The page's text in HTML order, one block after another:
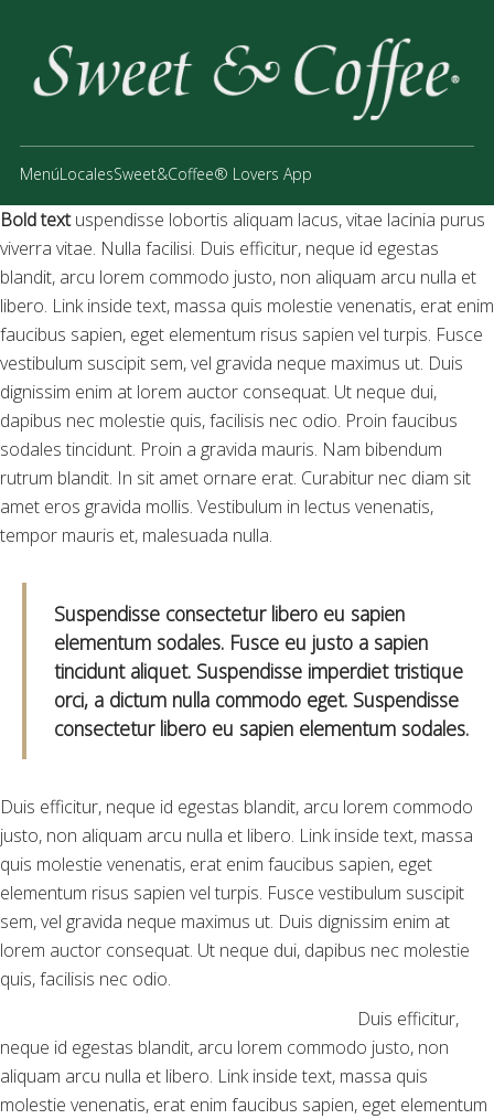
MenúLocalesSweet&Coffee® Lovers App
Bold textuspendisse lobortis aliquam lacus, vitae lacinia purus
viverra vitae. Nulla facilisi. Duis efficitur, neque id egestas
blandit, arcu lorem commodo justo, non aliquam arcu nulla et
libero. Link inside text, massa quis molestie venenatis, erat enim
faucibus sapien, eget elementum risus sapien vel turpis. Fusce
vestibulum suscipit sem, vel gravida neque maximus ut. Duis
dignissim enim at lorem auctor consequat. Ut neque dui,
dapibus nec molestie quis, facilisis nec odio. Proin faucibus
sodales tincidunt. Proin a gravida mauris. Nam bibendum
rutrum blandit. In sit amet ornare erat. Curabitur nec diam sit
amet eros gravida mollis. Vestibulum in lectus venenatis,
tempor mauris et, malesuada nulla.
Suspendisse consectetur libero eu sapien
elementum sodales. Fusce eu justo a sapien
tincidunt aliquet. Suspendisse imperdiet tristique
orci, a dictum nulla commodo eget. Suspendisse
consectetur libero eu sapien elementum sodales.
Duis efficitur, neque id egestas blandit, arcu lorem commodo
justo, non aliquam arcu nulla et libero. Link inside text, massa
quis molestie venenatis, erat enim faucibus sapien, eget
elementum risus sapien vel turpis. Fusce vestibulum suscipit
sem, vel gravida neque maximus ut. Duis dignissim enim at
lorem auctor consequat. Ut neque dui, dapibus nec molestie
quis, facilisis nec odio.
Duis efficitur,
neque id egestas blandit, arcu lorem commodo justo, non
aliquam arcu nulla et libero. Link inside text, massa quis
molestie venenatis, erat enim faucibus sapien, eget elementum